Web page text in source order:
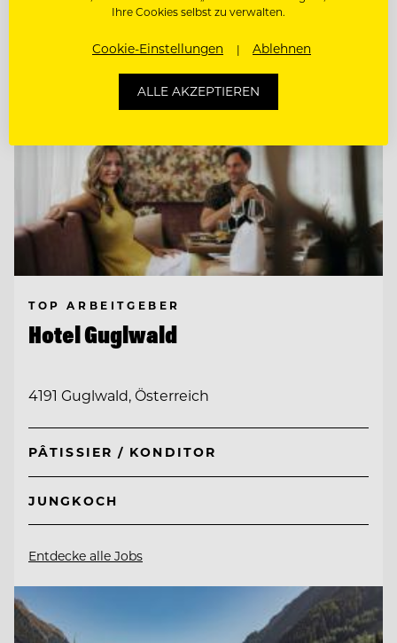
TOP ARBEITGEBER
Hotel Guglwald
4191 Guglwald, Österreich
PÂTISSIER / KONDITOR
JUNGKOCH
Entdecke alle Jobs
Ihre Cookies selbst zu verwalten.
Cookie-Einstellungen Ablehnen
ALLE AKZEPTIEREN